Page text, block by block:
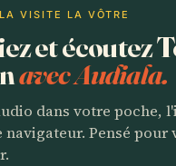
VISITE LA VÔTRE
et écoutez
avec Audiala.
dans votre poche,
navigateur. Pensé pour